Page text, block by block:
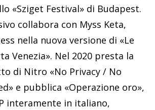
«Sziget Festival» di Budapest.
collabora con Myss Keta,
nella nuova versione di «Le
Venezia». Nel 2020 presta la
di Nitro «No Privacy / No
e pubblica «Operazione oro»,
interamente in italiano,